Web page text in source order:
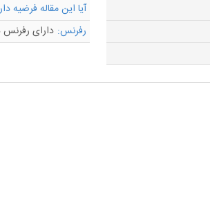
آیا این مقاله فرضیه
رفرنس: دارای رفرنس